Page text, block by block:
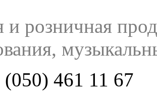
и розничная
(050) 461 11 67